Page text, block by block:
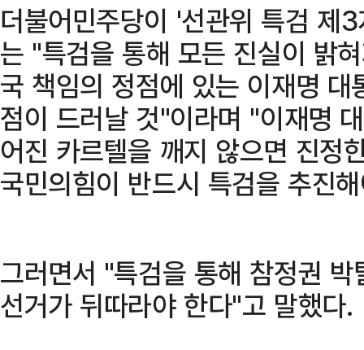
더불어민주당이 '선관위 특검 제
는 "특검을 통해 모든 진실이 밝
국 책임의 정점에 있는 이재명
점이 드러날 것"이라며 "이재명
어진 카르텔을 깨지 않으면 진정
국민의힘이 반드시 특검을 추진
그러면서 "특검을 통해 참정권
선거가 뒤따라야 한다"고 말했다.